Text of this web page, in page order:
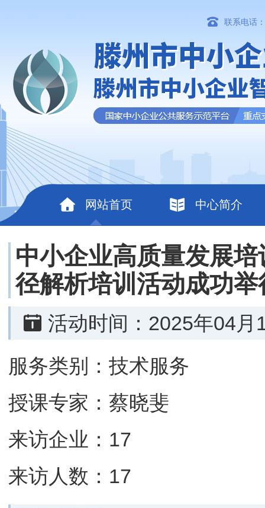
联系电话
网站首页 中心简介
中小企业高质量发展
径解析培训活动成功举
活动时间：2025年04月
服务类别：技术服务
授课专家：蔡晓斐
来访企业：17
来访人数：17